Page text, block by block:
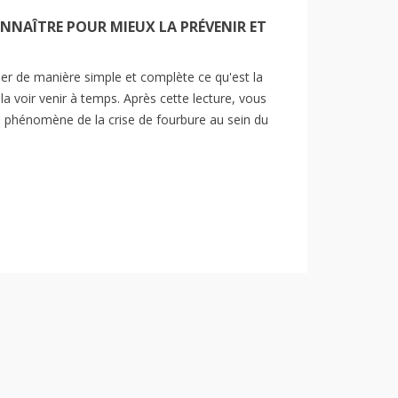
: LA CONNAÎTRE
MIEUX LA PRÉVENIR
LA GÉRER.
LA DERMITE ESTIVALE :
SYMPTÔMES, CAUSES ET
MODES D’ACTION.
POUR MIEUX LA PRÉVENIR ET
de manière simple et complète ce qu'est la
voir venir à temps. Après cette lecture, vous
de la crise de fourbure au sein du